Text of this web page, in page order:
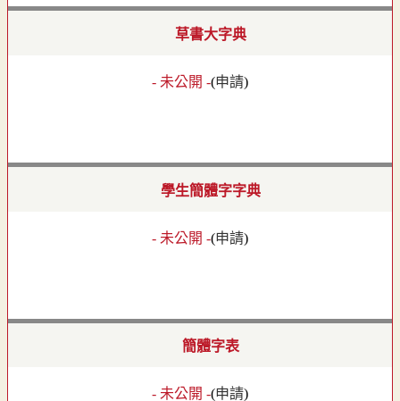
草書大字典
- 未公開 -(申請)
學生簡體字字典
- 未公開 -(申請)
簡體字表
- 未公開 -(申請)